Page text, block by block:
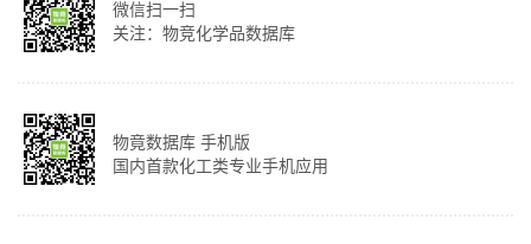
微信扫一扫
关注：物竞化学品数据库
物竟数据库 手机版
国内首款化工类专业手机应用